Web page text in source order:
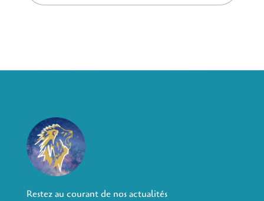
Restez au courant de nos actualités